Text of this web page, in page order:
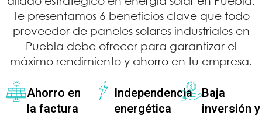
Te presentamos 6 beneficios clave que todo
proveedor de paneles solares industriales en
Puebla debe ofrecer para garantizar el
máximo rendimiento y ahorro en tu empresa.
Ahorro en
la factura
Independencia
energética
Baja
inversión y